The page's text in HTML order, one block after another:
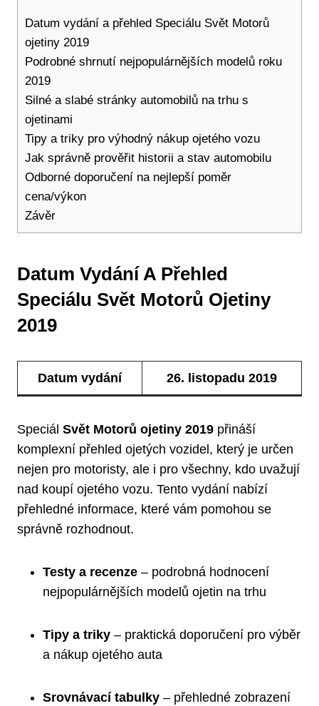
Datum vydání ⁢a‌ přehled‍ Speciálu Svět Motorů
ojetiny⁣ 2019
Podrobné shrnutí ⁢nejpopulárnějších modelů ‍roku
2019
Silné a slabé ​stránky automobilů na trhu s⁢
ojetinami
Tipy a triky ⁣pro výhodný ​nákup ojetého vozu
Jak ⁤správně prověřit historii ‌a stav automobilu
Odborné doporučení na ⁣nejlepší poměr
cena/výkon
Závěr
Datum Vydání ⁢a‌ Přehled‍
Speciálu Svět Motorů Ojetiny⁣
2019
Datum vydání 26. ‌listopadu 2019
Speciál Svět Motorů ojetiny ⁣2019 přináší
komplexní​ přehled ojetých vozidel, který je určen
nejen pro motoristy, ale i pro všechny, kdo uvažují
nad⁤ koupí ‍ojetého vozu.‌ Tento vydání nabízí​
přehledné informace, které vám pomohou se
správně rozhodnout.
Testy⁣ a recenze – podrobná hodnocení
nejpopulárnějších ‍modelů ojetin na trhu
Tipy ⁣a triky – praktická doporučení ⁤pro výběr
a nákup ojetého auta
Srovnávací‍ tabulky – přehledné‌ zobrazení